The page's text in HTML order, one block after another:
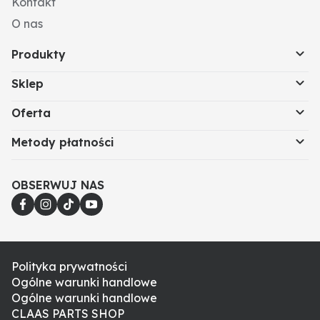
O nas
Produkty
Sklep
Oferta
Metody płatności
OBSERWUJ NAS
Polityka prywatności
Ogólne warunki handlowe
Ogólne warunki handlowe
CLAAS PARTS SHOP